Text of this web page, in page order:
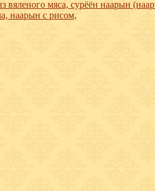
вяленого мяса, сурёён наарын
наарын с рисом,